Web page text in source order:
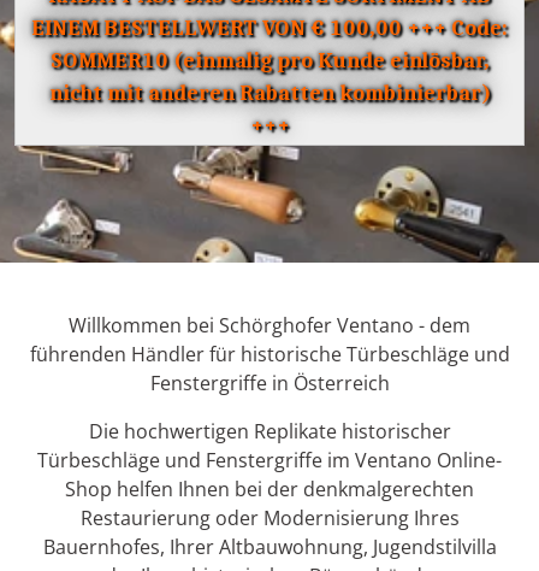
EINEM BESTELLWERT VON € 100,00 +++ Code:
SOMMER10 (einmalig pro Kunde einlösbar,
nicht mit anderen Rabatten kombinierbar)
+++
Willkommen bei Schörghofer Ventano - dem
führenden Händler für historische Türbeschläge und
Fenstergriffe in Österreich
Die hochwertigen Replikate historischer
Türbeschläge und Fenstergriffe im Ventano Online-
Shop helfen Ihnen bei der denkmalgerechten
Restaurierung oder Modernisierung Ihres
Bauernhofes, Ihrer Altbauwohnung, Jugendstilvilla